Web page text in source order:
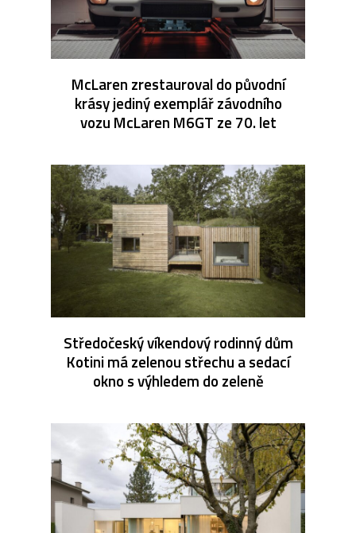
McLaren zrestauroval do původní
krásy jediný exemplář závodního
vozu McLaren M6GT ze 70. let
Středočeský víkendový rodinný dům
Kotini má zelenou střechu a sedací
okno s výhledem do zeleně